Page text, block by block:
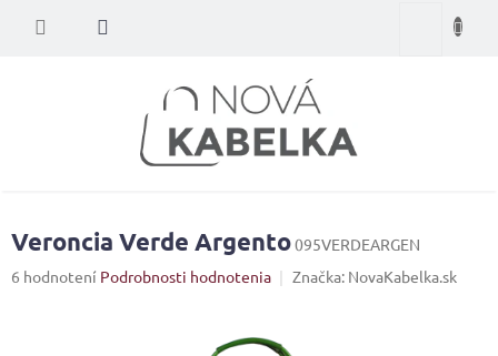
Nákupný
Veroncia Verde Argento095VERDEARGEN
Priemerné
6 hodnotení Podrobnosti hodnotenia Značka: NovaKabelka.sk